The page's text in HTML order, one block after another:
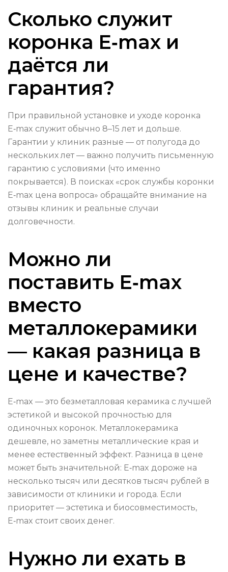
Сколько служит
коронка E‑max и
даётся ли
гарантия?
При правильной установке и уходе коронка
E‑max служит обычно 8–15 лет и дольше.
Гарантии у клиник разные — от полугода до
нескольких лет — важно получить письменную
гарантию с условиями (что именно
покрывается). В поисках «срок службы коронки
E‑max цена вопроса» обращайте внимание на
отзывы клиник и реальные случаи
долговечности.
Можно ли
поставить E‑max
вместо
металлокерамики
— какая разница в
цене и качестве?
E‑max — это безметалловая керамика с лучшей
эстетикой и высокой прочностью для
одиночных коронок. Металлокерамика
дешевле, но заметны металлические края и
менее естественный эффект. Разница в цене
может быть значительной: E‑max дороже на
несколько тысяч или десятков тысяч рублей в
зависимости от клиники и города. Если
приоритет — эстетика и биосовместимость,
E‑max стоит своих денег.
Нужно ли ехать в